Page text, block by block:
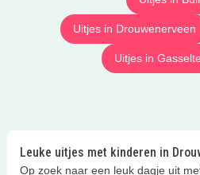
Uitjes in Drouwenerveen
Uitjes in
Leuke uitjes met kinderen in
Op zoek naar een leuk dagje uit